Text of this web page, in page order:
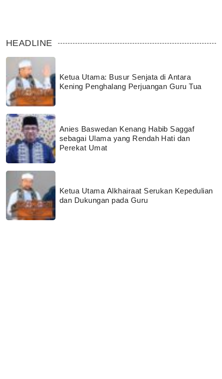
HEADLINE
Ketua Utama: Busur Senjata di Antara
Kening Penghalang Perjuangan Guru Tua
Anies Baswedan Kenang Habib Saggaf
sebagai Ulama yang Rendah Hati dan
Perekat Umat
Ketua Utama Alkhairaat Serukan Kepedulian
dan Dukungan pada Guru